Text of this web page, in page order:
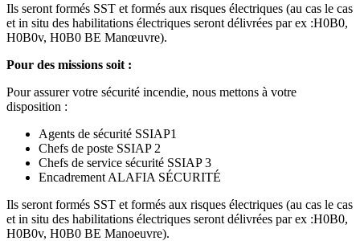
Ils seront formés SST et formés aux risques électriques (au cas le cas
et in situ des habilitations électriques seront délivrées par ex :H0B0,
H0B0v, H0B0 BE Manœuvre).
Pour des missions soit :
Pour assurer votre sécurité incendie, nous mettons à votre
disposition :
Agents de sécurité SSIAP1
Chefs de poste SSIAP 2
Chefs de service sécurité SSIAP 3
Encadrement ALAFIA SÉCURITÉ
Ils seront formés SST et formés aux risques électriques (au cas le cas
et in situ des habilitations électriques seront délivrées par ex :H0B0,
H0B0v, H0B0 BE Manoeuvre).